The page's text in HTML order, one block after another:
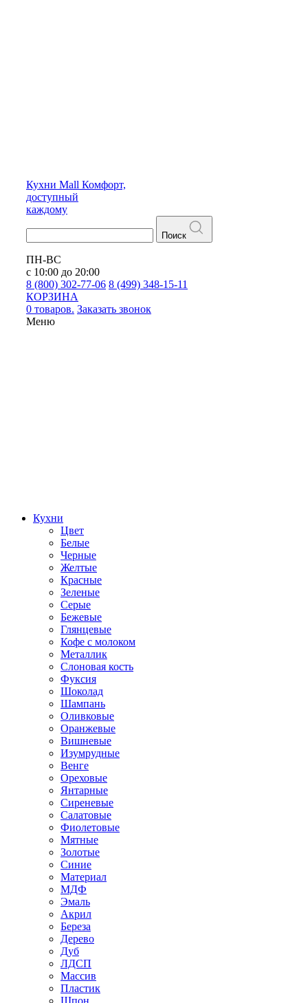
Кухни Mall Комфорт,
доступный
каждому
Поиск
ПН-ВС
с 10:00 до 20:00
8 (800) 302-77-06 8 (499) 348-15-11
КОРЗИНА
0 товаров. Заказать звонок
Меню
Кухни
Цвет
Белые
Черные
Желтые
Красные
Зеленые
Серые
Бежевые
Глянцевые
Кофе с молоком
Металлик
Слоновая кость
Фуксия
Шоколад
Шампань
Оливковые
Оранжевые
Вишневые
Изумрудные
Венге
Ореховые
Янтарные
Сиреневые
Салатовые
Фиолетовые
Мятные
Золотые
Синие
Материал
МДФ
Эмаль
Акрил
Береза
Дерево
Дуб
ЛДСП
Массив
Пластик
Шпон